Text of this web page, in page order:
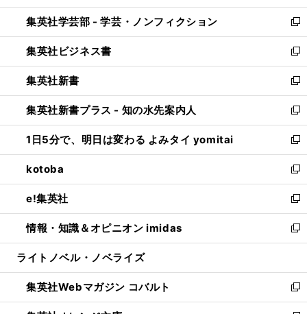
開
く
ウ
で
開
く
ン
ド
ウ
で
開
く
ウ
ィ
ン
ド
ウ
で
開
く
集英社学芸部 - 学芸・ノンフィクション
新
し
い
ウ
ィ
ン
ド
ウ
で
開
く
集英社ビジネス書
新
し
い
ウ
ィ
ン
ド
ウ
で
開
く
集英社新書
新
し
い
ウ
ィ
ン
ド
ウ
で
開
く
集英社新書プラス - 知の水先案内人
新
し
い
ウ
ィ
ン
ド
ウ
で
開
1日5分で、明日は変わる よみタイ yomitai
新
し
い
ウ
ィ
ン
ド
ウ
開
く
kotoba
新
し
い
ウ
ィ
ン
ウ
で
開
e!集英社
新
し
い
ウ
ン
ド
ウ
情報・知識＆オピニオン imidas
新
し
ウ
ィ
ン
ライトノベル・ノベライズ
集英社Webマガジン コバルト
新
し